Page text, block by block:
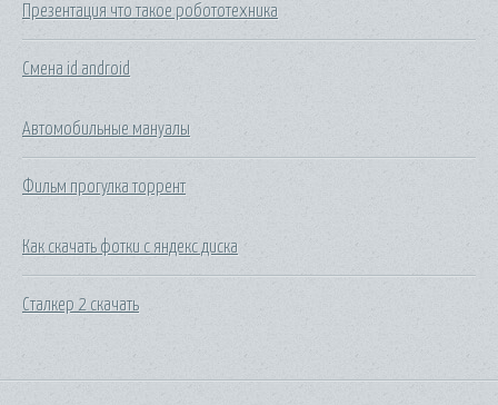
Презентация что такое робототехника
Смена id android
Автомобильные мануалы
Фильм прогулка торрент
Как скачать фотки с яндекс диска
Сталкер 2 скачать